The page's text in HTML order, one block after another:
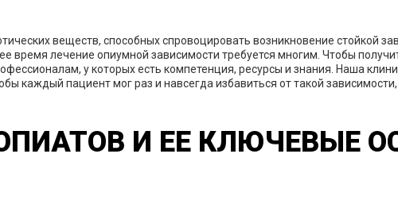
веществ, способных спровоцировать возникновение стойкой
время лечение опиумной зависимости требуется многим. Чтобы
у которых есть компетенция, ресурсы и знания. Наша
каждый пациент мог раз и навсегда избавиться от такой
И ЕЕ КЛЮЧЕВЫЕ